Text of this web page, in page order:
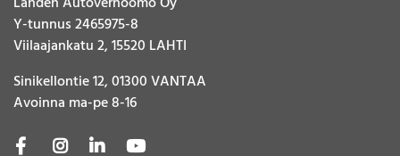
Y-tunnus 2465975-8
Viilaajankatu 2, 15520 LAHTI
Sinikellontie 12, 01300 VANTAA
Avoinna ma-pe 8-16